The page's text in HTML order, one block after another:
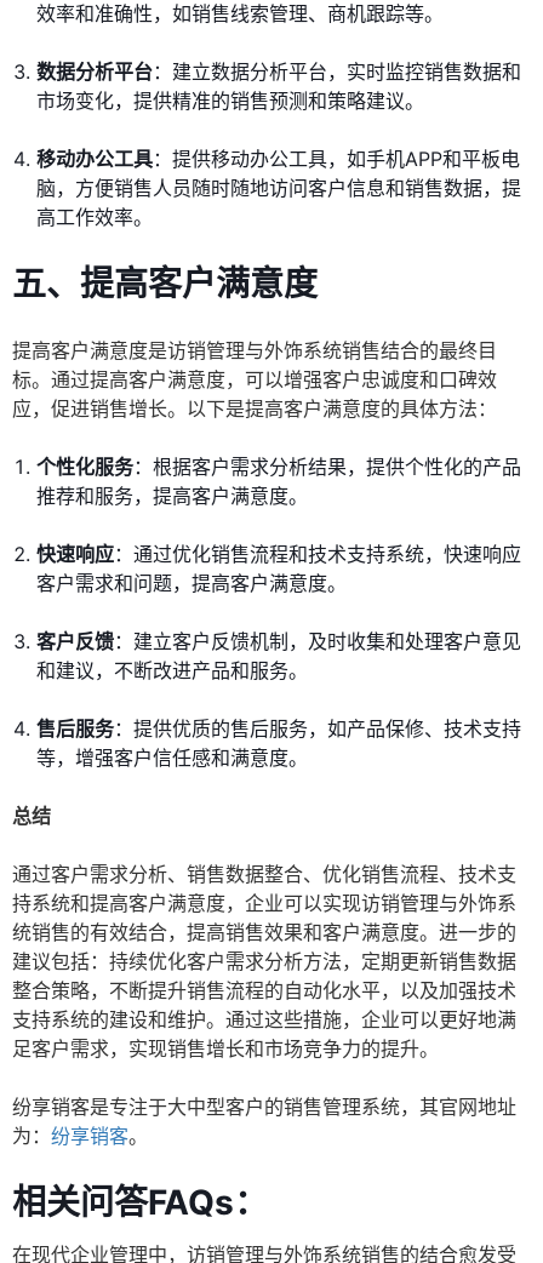
效率和准确性，如销售线索管理、商机跟踪等。
数据分析平台：建立数据分析平台，实时监控销售数据和
市场变化，提供精准的销售预测和策略建议。
移动办公工具：提供移动办公工具，如手机APP和平板电
脑，方便销售人员随时随地访问客户信息和销售数据，提
高工作效率。
五、提高客户满意度
提高客户满意度是访销管理与外饰系统销售结合的最终目
标。通过提高客户满意度，可以增强客户忠诚度和口碑效
应，促进销售增长。以下是提高客户满意度的具体方法：
个性化服务：根据客户需求分析结果，提供个性化的产品
推荐和服务，提高客户满意度。
快速响应：通过优化销售流程和技术支持系统，快速响应
客户需求和问题，提高客户满意度。
客户反馈：建立客户反馈机制，及时收集和处理客户意见
和建议，不断改进产品和服务。
售后服务：提供优质的售后服务，如产品保修、技术支持
等，增强客户信任感和满意度。
总结
通过客户需求分析、销售数据整合、优化销售流程、技术支
持系统和提高客户满意度，企业可以实现访销管理与外饰系
统销售的有效结合，提高销售效果和客户满意度。进一步的
建议包括：持续优化客户需求分析方法，定期更新销售数据
整合策略，不断提升销售流程的自动化水平，以及加强技术
支持系统的建设和维护。通过这些措施，企业可以更好地满
足客户需求，实现销售增长和市场竞争力的提升。
纷享销客是专注于大中型客户的销售管理系统，其官网地址
为： 纷享销客。
相关问答FAQs：
在现代企业管理中，访销管理与外饰系统销售的结合愈发受